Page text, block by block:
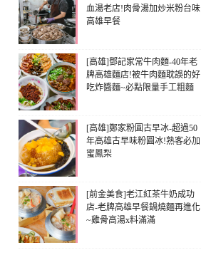
血湯老店!肉骨湯加炒米粉台味
高雄早餐
[高雄]鄧記家常牛肉麵-40年老
牌高雄麵店!被牛肉麵耽誤的好
吃炸醬麵~必點限量手工粗麵
[高雄]鄭家粉圓古早冰-超過50
年高雄古早味粉圓冰!熟客必加
蜜鳳梨
[前金美食]老江紅茶牛奶成功
店-老牌高雄早餐鍋燒麵再進化
~雞骨高湯x料滿滿